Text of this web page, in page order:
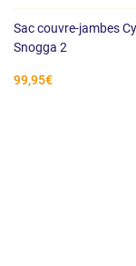
Sac couvre-jambes
Snogga 2
99,95€